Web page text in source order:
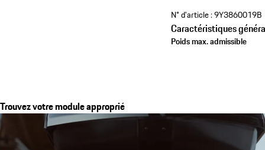
N° d'article :9Y3860019B
Caractéristiques
Poids max. admissible
Trouvez votre module approprié